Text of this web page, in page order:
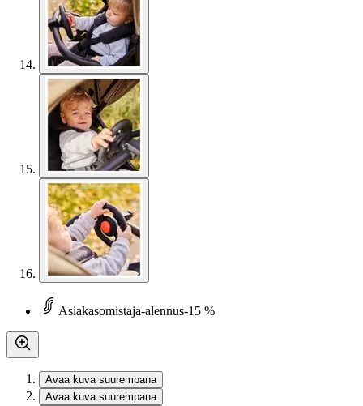
Asiakasomistaja-alennus-15 %
Avaa kuva suurempana
Avaa kuva suurempana